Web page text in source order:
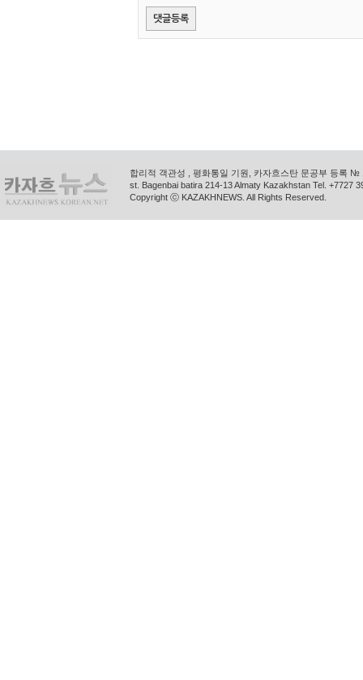
합리적 객관성 , 평화통일 기원, 카자흐스탄 문공부 등록
st. Bagenbai batira 214-13 Almaty Kazakhstan Tel. +7727
Copyright ⓒ KAZAKHNEWS. All Rights Reserved.